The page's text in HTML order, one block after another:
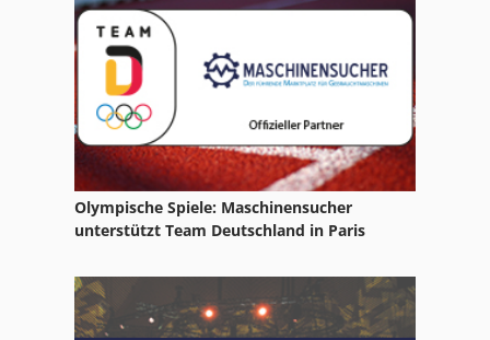
Olympische Spiele: Maschinensucher
unterstützt Team Deutschland in Paris